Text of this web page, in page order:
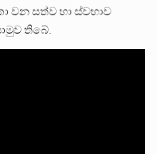
වන සත්ව හා ස්වභාව
තිබේ.